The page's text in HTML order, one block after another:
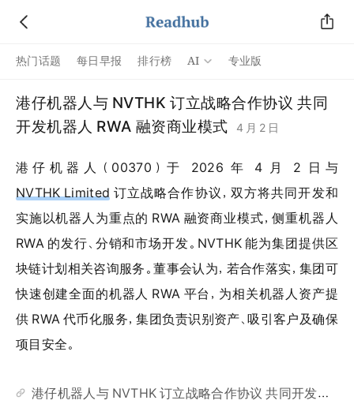
热门话题 每日早报 排行榜 AI 专业版
港仔机器人与 NVTHK 订立战略合作协议 共同
开发机器人 RWA 融资商业模式
4 月 2 日
港仔机器人（00370）于 2026 年 4 月 2 日与
NVTHK Limited 订立战略合作协议，双方将共同开发和
实施以机器人为重点的 RWA 融资商业模式，侧重机器人
RWA 的发行、分销和市场开发。NVTHK 能为集团提供区
块链计划相关咨询服务。董事会认为，若合作落实，集团可
快速创建全面的机器人 RWA 平台，为相关机器人资产提
供 RWA 代币化服务，集团负责识别资产、吸引客户及确保
项目安全。
港仔机器人与 NVTHK 订立战略合作协议 共同开发机器人 RWA 融资商业模式